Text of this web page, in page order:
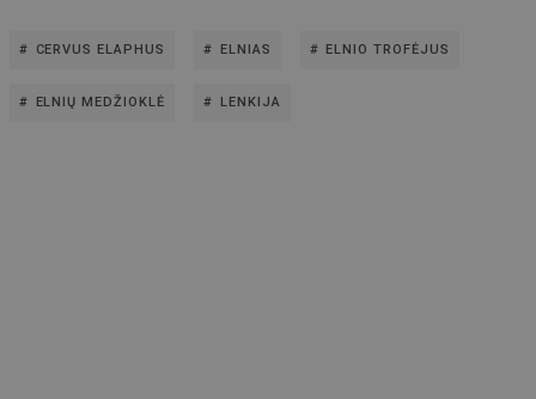
CERVUS ELAPHUS ELNIAS ELNIO TROFĖJUS
ELNIŲ MEDŽIOKLĖ LENKIJA